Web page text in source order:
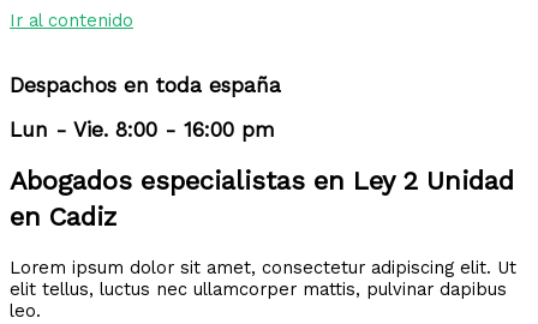
Ir al contenido
Despachos en toda españa
Lun - Vie. 8:00 - 16:00 pm
Abogados especialistas en Ley 2 Unidad
en Cadiz
Lorem ipsum dolor sit amet, consectetur adipiscing elit. Ut
elit tellus, luctus nec ullamcorper mattis, pulvinar dapibus
leo.